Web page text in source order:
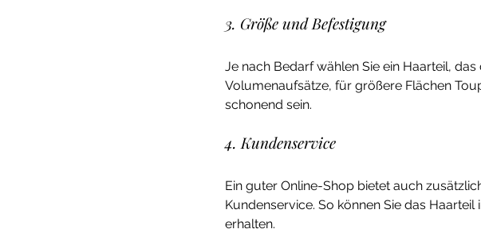
3. Größe und Befestigung
Je nach Bedarf wählen Sie ein Haarteil,
Volumenaufsätze, für größere Flächen
schonend sein.
4. Kundenservice
Ein guter Online-Shop bietet auch
Kundenservice. So können Sie das
erhalten.